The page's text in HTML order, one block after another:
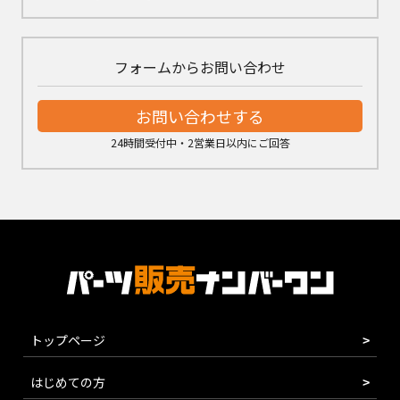
フォームからお問い合わせ
お問い合わせする
24時間受付中・2営業日以内にご回答
トップページ
はじめての方